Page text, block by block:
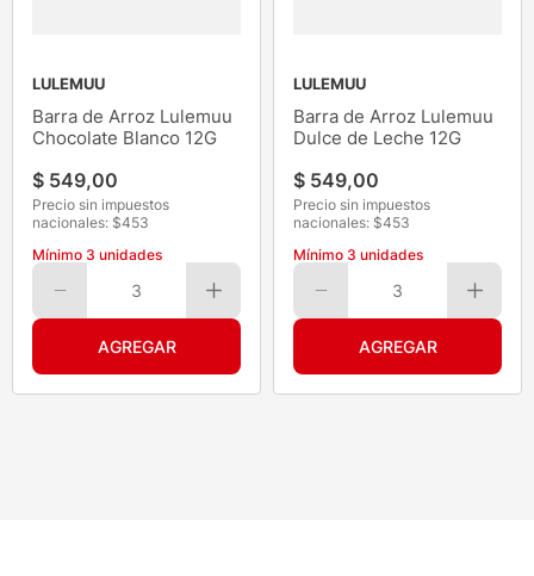
LULEMUU
Barra de Arroz Lulemuu
Chocolate Blanco 12G
$ 549,00
Precio sin impuestos
nacionales: $453
Mínimo 3 unidades
3
LULEMUU
Barra de Arroz Lulemuu
Dulce de Leche 12G
$ 549,00
Precio sin impuestos
nacionales: $453
Mínimo 3 unidades
3